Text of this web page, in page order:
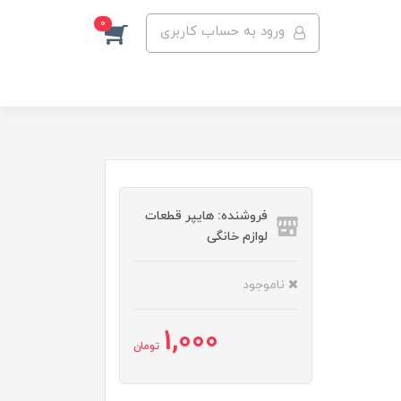
ورود به حساب کاربری 0
فروشنده: هایپر قطعات
لوازم خانگی
ناموجود
1,000 تومان